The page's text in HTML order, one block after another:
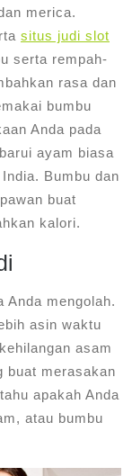
merica.
situs judi slot
serta rempah-
rasa dan
bumbu
Anda pada
ayam biasa
Bumbu dan
buat
kalori.
Anda mengolah.
asin waktu
asam
buat merasakan
apakah Anda
atau bumbu